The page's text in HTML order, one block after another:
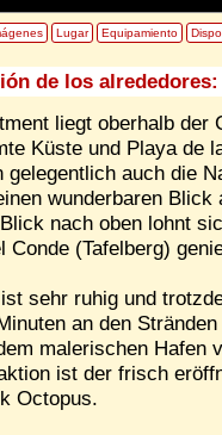
Lugar Equipamiento
de los alrededores:
liegt oberhalb der
Küste und Playa de
gelegentlich auch die
wunderbaren
nach oben lohnt
Conde (Tafelberg)
sehr ruhig und
an den
malerischen Hafen
ist der frisch
Octopus.